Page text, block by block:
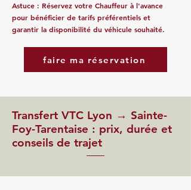
Astuce : Réservez votre Chauffeur à l'avance
pour bénéficier de tarifs préférentiels et
garantir la disponibilité du véhicule souhaité.
faire ma réservation
Transfert VTC Lyon → Sainte-
Foy-Tarentaise : prix, durée et
conseils de trajet